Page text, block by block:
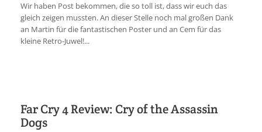
Wir haben Post bekommen, die so toll ist, dass wir euch das
gleich zeigen mussten. An dieser Stelle noch mal großen Dank
an Martin für die fantastischen Poster und an Cem für das
kleine Retro-Juwel!...
Far Cry 4 Review: Cry of the Assassin
Dogs